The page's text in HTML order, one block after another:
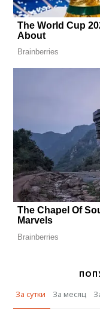
За сутки
За месяц